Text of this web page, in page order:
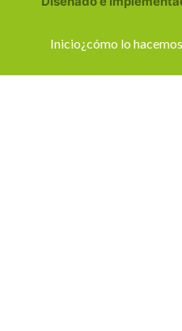
Inicio¿cómo lo